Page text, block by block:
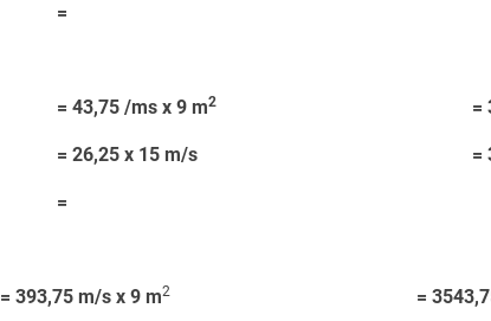
=
= 43,75 /ms x 9 m2 = 393,75
= 26,25 x 15 m/s =
=
= 393,75 m/s x 9 m2 = 3543,75 /